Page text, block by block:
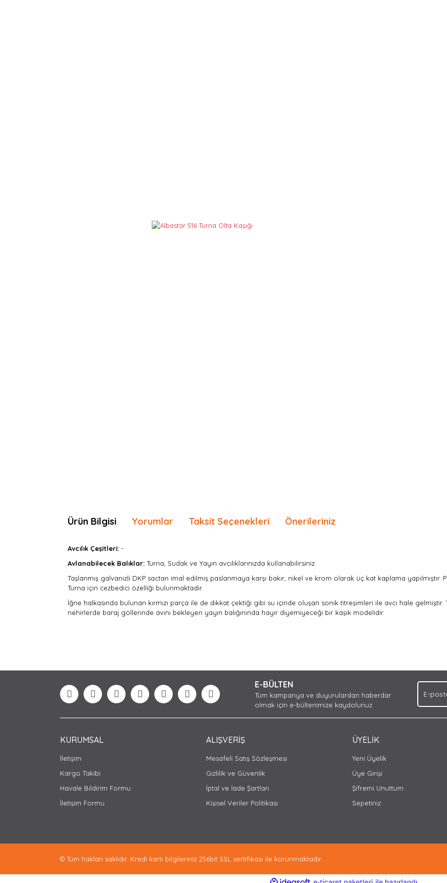
Ürün Bilgisi Yorumlar Taksit Seçenekleri Önerileriniz
Avcılık Çeşitleri: -
Avlanabilecek Balıklar: Turna, Sudak ve Yayın avcılıklarınızda kullanabilirsiniz.
Taşlanmış galvanizli DKP sactan imal edilmiş paslanmaya karşı bakır, nikel ve krom olarak üç kat kaplama yapılmıştır.
Turna için cezbedici özelliği bulunmaktadır.
İğne halkasında bulunan kırmızı parça ile de dikkat çektiği gibi su içinde oluşan sonik titreşimleri ile avcı hale gelmiştir.
nehirlerde baraj göllerinde avını bekleyen yayın balığınında hayır diyemiyeceği bir kaşık modelidir.
Ürün açıklamasında eksik bilgiler bulunuyor.
Bu ürüne benzer farklı alternatifler olmalı.
Gönder
E-BÜLTEN
Tüm kampanya ve duyurulardan haberdar
olmak için e-bültenimize kaydolunuz.
KURUMSAL
İletişim
Kargo Takibi
Havale Bildirim Formu
İletişim Formu
ALIŞVERİŞ
Mesafeli Satış Sözleşmesi
Gizlilik ve Güvenlik
İptal ve İade Şartları
Kişisel Veriler Politikası
ÜYELİK
Yeni Üyelik
Üye Girişi
Şifremi Unuttum
Sepetiniz
© Tüm hakları saklıdır. Kredi kartı bilgileriniz 256bit SSL sertifikası ile korunmaktadır.